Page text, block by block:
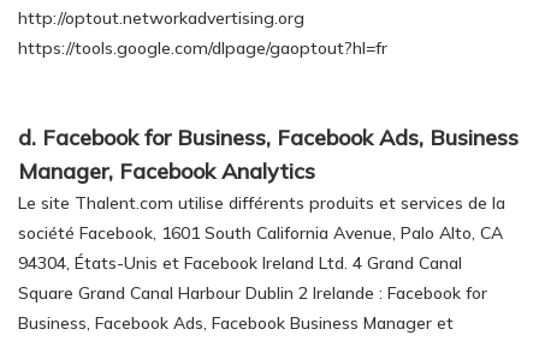
http://optout.networkadvertising.org
https://tools.google.com/dlpage/gaoptout?hl=fr
d. Facebook for Business, Facebook Ads, Business
Manager, Facebook Analytics
Le site Thalent.com utilise différents produits et services de la
société Facebook, 1601 South California Avenue, Palo Alto, CA
94304, États-Unis et Facebook Ireland Ltd. 4 Grand Canal
Square Grand Canal Harbour Dublin 2 Irelande : Facebook for
Business, Facebook Ads, Facebook Business Manager et